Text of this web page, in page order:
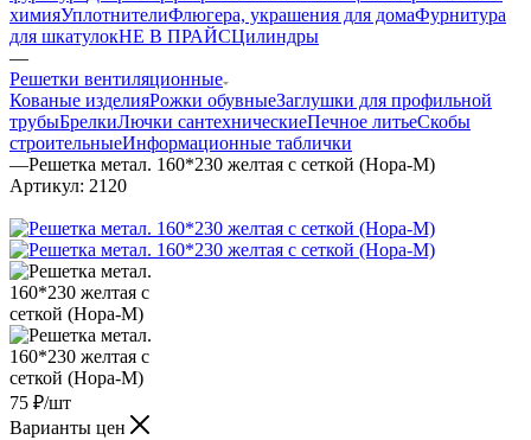
химияУплотнителиФлюгера, украшения для домаФурнитура
для шкатулокНЕ В ПРАЙСЦилиндры
—
Решетки вентиляционные
Кованые изделияРожки обувныеЗаглушки для профильной
трубыБрелкиЛючки сантехническиеПечное литьеСкобы
строительныеИнформационные таблички
—Решетка метал. 160*230 желтая с сеткой (Нора-М)
Артикул: 2120
75 ₽/шт
Варианты цен